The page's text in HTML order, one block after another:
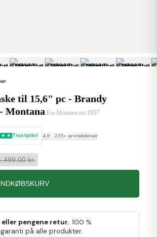
til 15,6" pc - Brandy
Montana Fra Montana est 1957
Trustpilot 4,8 · 235+ anmeldelser
kr.
pengene retur. 100 %
på alle produkter.